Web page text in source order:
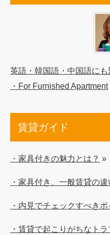
英語・韓国語・中国語にも
・For Furnished Apartment
賃貸ガイド
・家具付きの魅力とは？ »
・家具付き、一般賃貸の違
・内見でチェックすべきポ
・賃貸で起こりがちなト